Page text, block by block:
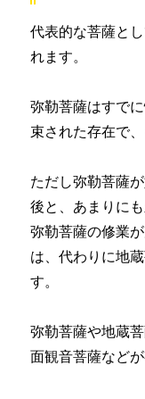
代表的な菩薩と
れます。
弥勒菩薩はすで
束された存在で
ただし弥勒菩薩
後と、あまりに
弥勒菩薩の修業
は、代わりに地
す。
弥勒菩薩や地蔵
面観音菩薩などが